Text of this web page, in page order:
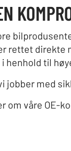
rettet
henhold til
jobber med
om våre OE-